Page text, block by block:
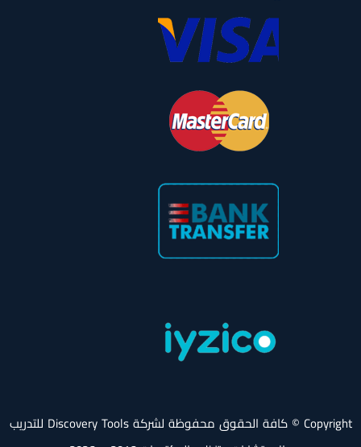
Copyright © كافة الحقوق محفوظة لشركة Discovery Tools للتدريب